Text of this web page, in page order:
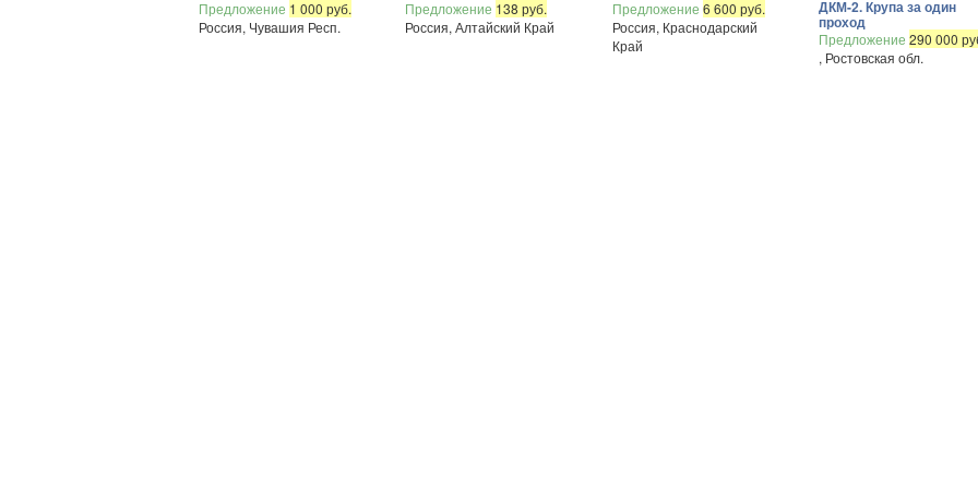
Предложение 1 000 руб.
Россия, Чувашия Респ.
Предложение 138 руб.
Россия, Алтайский Край
Предложение 6 600 руб.
Россия, Краснодарский
Край
ДКМ-2. Крупа за один
проход
Предложение290 000
, Ростовская обл.